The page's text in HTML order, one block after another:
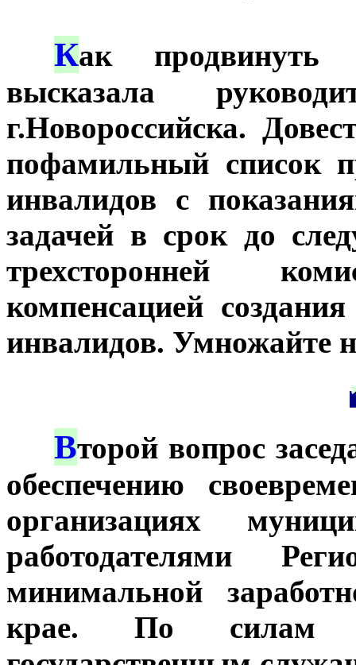
Как продвинуть
высказала
г.Новороссийска.
пофамильный список
инвалидов с
задачей в срок до
трехсторонней
компенсацией
инвалидов. Умножайте
Второй вопрос
обеспечению
организациях
работодателями
минимальной
крае. По силам